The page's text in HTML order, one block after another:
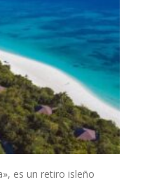
es un retiro isleño